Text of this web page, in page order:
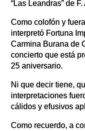
“Las Leandras” de
Como colofón y
interpretó Fortuna
Carmina Burana de
concierto que está
25 aniversario.
Ni que decir tiene,
interpretaciones
cálidos y efusivos
Como recuerdo, a